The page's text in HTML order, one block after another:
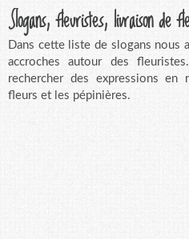
Slogans, fleuristes, livraison de
Dans cette liste de slogans nous
accroches autour des
rechercher des expressions en
fleurs et les pépinières.